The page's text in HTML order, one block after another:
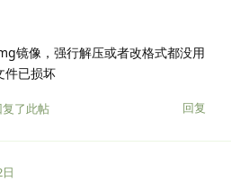
镜像，强行解压或者改格式都没用
件已损坏
回复
复了此帖